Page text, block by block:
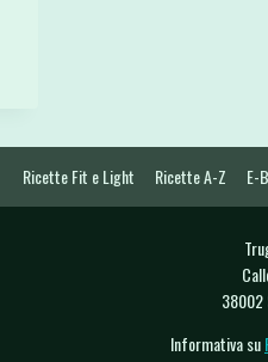
Ricette Fit e Light Ricette A-Z E-
38002
Informativa su